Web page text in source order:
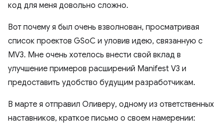
код для меня довольно сложно.
Вот почему я был очень взволнован, просматривая
список проектов GSoC и уловив идею, связанную с
MV3. Мне очень хотелось внести свой вклад в
улучшение примеров расширений Manifest V3 и
предоставить удобство будущим разработчикам.
В марте я отправил Оливеру, одному из ответственных
наставников, краткое письмо о своем намерении: